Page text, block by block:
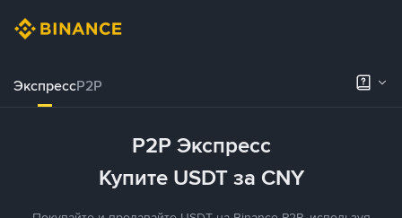
ЭкспрессP2P
P2P Экспресс
Купите USDT за CNY